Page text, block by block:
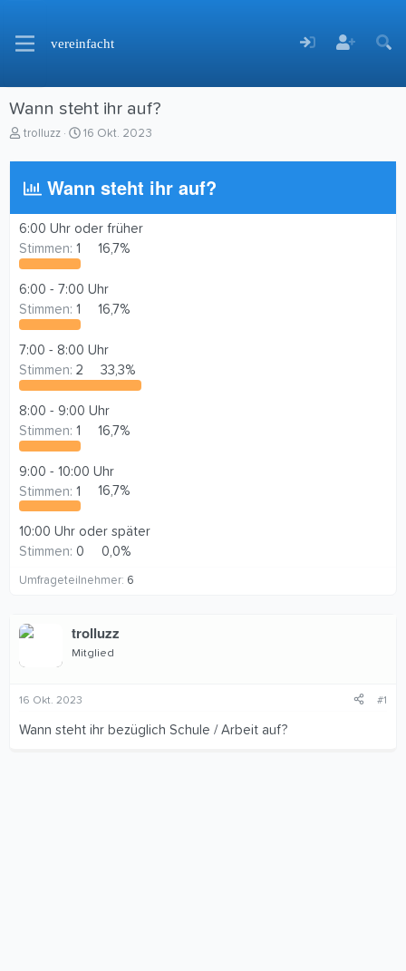
vereinfacht
Wann steht ihr auf?
E
s
t
e
l
l
e
trolluzz
E
s
e
l
l
16 Okt. 2023
Wann steht ihr auf?
6:00 Uhr oder früher
Stimmen: 1 16,7%
6:00 - 7:00 Uhr
Stimmen: 1 16,7%
7:00 - 8:00 Uhr
Stimmen: 2 33,3%
8:00 - 9:00 Uhr
Stimmen: 1 16,7%
9:00 - 10:00 Uhr
Stimmen: 1 16,7%
10:00 Uhr oder später
Stimmen: 0 0,0%
Umfrageteilnehmer 6
trolluzz
Mitglied
16 Okt. 2023 #1
Wann steht ihr bezüglich Schule / Arbeit auf?